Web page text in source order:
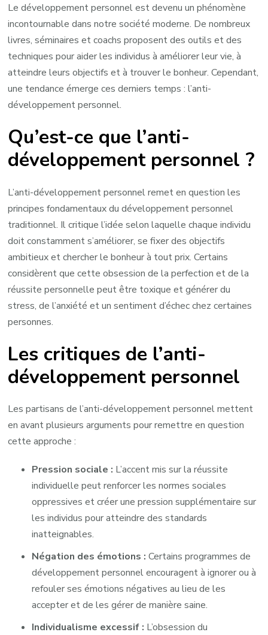
pour
l’approche
anti-
développement
personnel
Le développement personnel est devenu un phénomène
incontournable dans notre société moderne. De nombreux
livres, séminaires et coachs proposent des outils et des
techniques pour aider les individus à améliorer leur vie, à
atteindre leurs objectifs et à trouver le bonheur. Cependant,
une tendance émerge ces derniers temps : l’anti-
développement personnel.
Qu’est-ce que l’anti-
développement personnel ?
L’anti-développement personnel remet en question les
principes fondamentaux du développement personnel
traditionnel. Il critique l’idée selon laquelle chaque individu
doit constamment s’améliorer, se fixer des objectifs
ambitieux et chercher le bonheur à tout prix. Certains
considèrent que cette obsession de la perfection et de la
réussite personnelle peut être toxique et générer du
stress, de l’anxiété et un sentiment d’échec chez certaines
personnes.
Les critiques de l’anti-
développement personnel
Les partisans de l’anti-développement personnel mettent
en avant plusieurs arguments pour remettre en question
cette approche :
Pression sociale : L’accent mis sur la réussite
individuelle peut renforcer les normes sociales
oppressives et créer une pression supplémentaire sur
les individus pour atteindre des standards
inatteignables.
Négation des émotions : Certains programmes de
développement personnel encouragent à ignorer ou à
refouler ses émotions négatives au lieu de les
accepter et de les gérer de manière saine.
Individualisme excessif : L’obsession du